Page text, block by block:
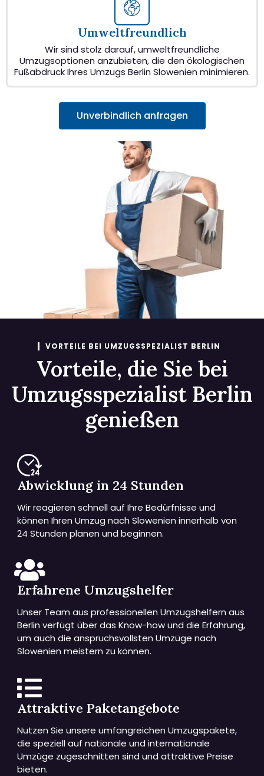
Umweltfreundlich
Wir sind stolz darauf, umweltfreundliche
Umzugsoptionen anzubieten, die den ökologischen
Fußabdruck Ihres Umzugs Berlin Slowenien minimieren.
Unverbindlich anfragen
VORTEILE BEI UMZUGSSPEZIALIST BERLIN
Vorteile, die Sie bei
Umzugsspezialist Berlin
genießen
Abwicklung in 24 Stunden
Wir reagieren schnell auf Ihre Bedürfnisse und
können Ihren Umzug nach Slowenien innerhalb von
24 Stunden planen und beginnen.
Erfahrene Umzugshelfer
Unser Team aus professionellen Umzugshelfern aus
Berlin verfügt über das Know-how und die Erfahrung,
um auch die anspruchsvollsten Umzüge nach
Slowenien meistern zu können.
Attraktive Paketangebote
Nutzen Sie unsere umfangreichen Umzugspakete,
die speziell auf nationale und internationale
Umzüge zugeschnitten sind und attraktive Preise
bieten.